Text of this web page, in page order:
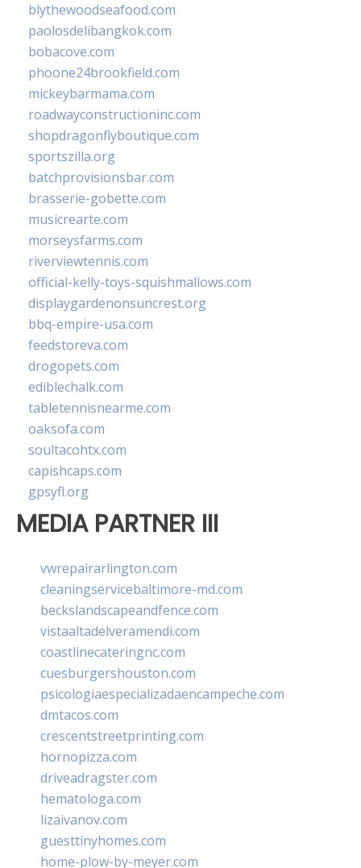
blythewoodseafood.com
paolosdelibangkok.com
bobacove.com
phoone24brookfield.com
mickeybarmama.com
roadwayconstructioninc.com
shopdragonflyboutique.com
sportszilla.org
batchprovisionsbar.com
brasserie-gobette.com
musicrearte.com
morseysfarms.com
riverviewtennis.com
official-kelly-toys-squishmallows.com
displaygardenonsuncrest.org
bbq-empire-usa.com
feedstoreva.com
drogopets.com
ediblechalk.com
tabletennisnearme.com
oaksofa.com
soultacohtx.com
capishcaps.com
gpsyfl.org
MEDIA PARTNER III
vwrepairarlington.com
cleaningservicebaltimore-md.com
beckslandscapeandfence.com
vistaaltadelveramendi.com
coastlinecateringnc.com
cuesburgershouston.com
psicologiaespecializadaencampeche.com
dmtacos.com
crescentstreetprinting.com
hornopizza.com
driveadragster.com
hematologa.com
lizaivanov.com
guesttinyhomes.com
home-plow-by-meyer.com